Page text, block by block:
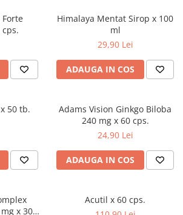
articulare
si abdomen
Himalaya Mentat Sirop x 100
ml
29,90 Lei
ADAUGA IN COS
50 tb.
Adams Vision Ginkgo Biloba
240 mg x 60 cps.
24,90 Lei
ADAUGA IN COS
x 30
Acutil x 60 cps.